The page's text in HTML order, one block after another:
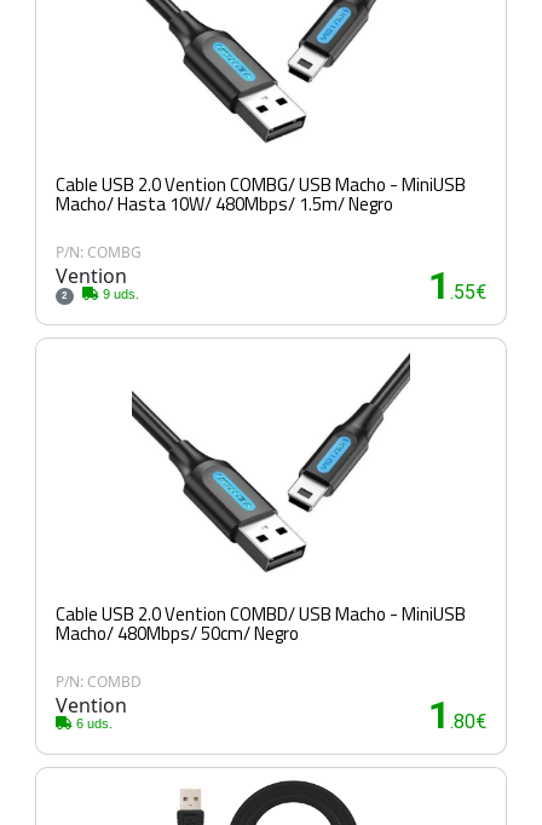
Cable USB 2.0 Vention COMBG/ USB Macho - MiniUSB
Macho/ Hasta 10W/ 480Mbps/ 1.5m/ Negro
P/N: COMBG
Vention
2 9 uds. 1 .55€
Cable USB 2.0 Vention COMBD/ USB Macho - MiniUSB
Macho/ 480Mbps/ 50cm/ Negro
P/N: COMBD
Vention
6 uds. 1 .80€